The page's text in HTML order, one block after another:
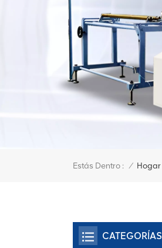
Estás Dentro : / Hogar
CATEGORÍAS